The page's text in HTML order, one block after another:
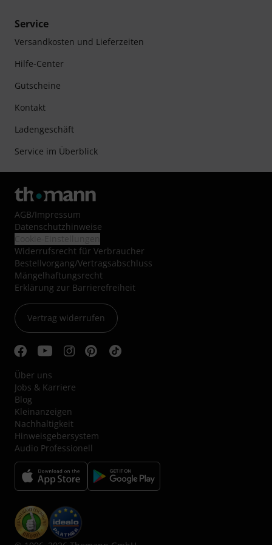
Service
Versandkosten und Lieferzeiten
Hilfe-Center
Gutscheine
Kontakt
Ladengeschäft
Service im Überblick
AGB/Impressum
Datenschutzhinweise
Widerrufsrecht für Verbraucher
Bestellvorgang/Vertragsabschluss
Mängelhaftungsrecht
Erklärung zur Barrierefreiheit
Vertrag widerrufen
Über uns
Jobs & Karriere
Blog
Kleinanzeigen
Nachhaltigkeit
Hinweisgebersystem
Audio Professionell